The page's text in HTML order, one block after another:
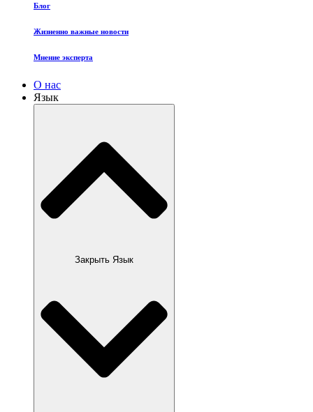
Блог
Жизненно важные новости
Мнение эксперта
О нас
Язык
Закрыть Язык